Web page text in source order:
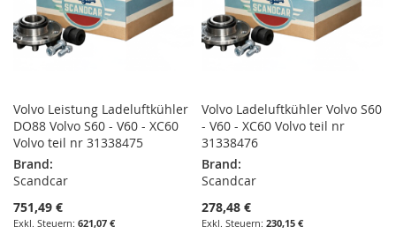
Volvo Leistung Ladeluftkühler
DO88 Volvo S60 - V60 - XC60
Volvo teil nr 31338475
Brand:
Scandcar
751,49 €
621,07 €
Volvo Ladeluftkühler Volvo S60
- V60 - XC60 Volvo teil nr
31338476
Brand:
Scandcar
278,48 €
230,15 €